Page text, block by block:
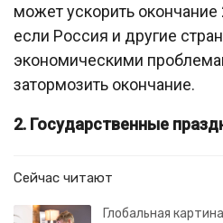
может ускорить окончание
если Россия и другие
экономическими
затормозить окончание.
2. Государственные
Сейчас читают
Глобальная